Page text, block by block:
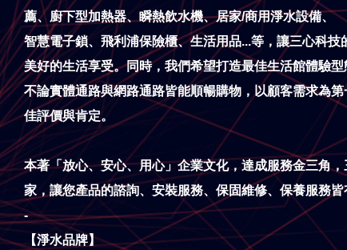
薦、 廚下型加熱器、瞬熱飲水機、居家/商用淨水設備、
智慧電子鎖、飛利浦保險櫃、生活用品...等， 讓三心科技
美好的生活享受。同時，我們希望打造最佳生活館體驗型
不論實體通路與網路通路皆能順暢購物，以顧客需求為
佳評價與肯定。
本著「放心、安心、用心」企業文化，達成服務金三角
家，讓您產品的諮詢、安裝服務、保固維修、保養服務
-
【淨水品牌】